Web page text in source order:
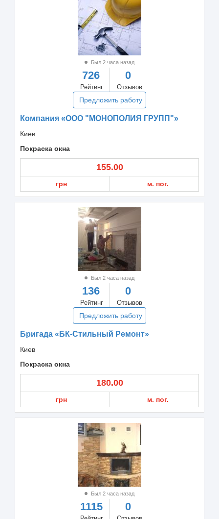
Был 2 часа назад
726
Рейтинг
0
Отзывов
Предложить работу
Компания «ООО "МОНОПОЛИЯ ГРУПП"»
Киев
Покраска окна
155.00
грн м. пог.
Был 2 часа назад
136
Рейтинг
0
Отзывов
Предложить работу
Бригада «БК-Стильный Ремонт»
Киев
Покраска окна
180.00
грн м. пог.
Был 2 часа назад
1115 0